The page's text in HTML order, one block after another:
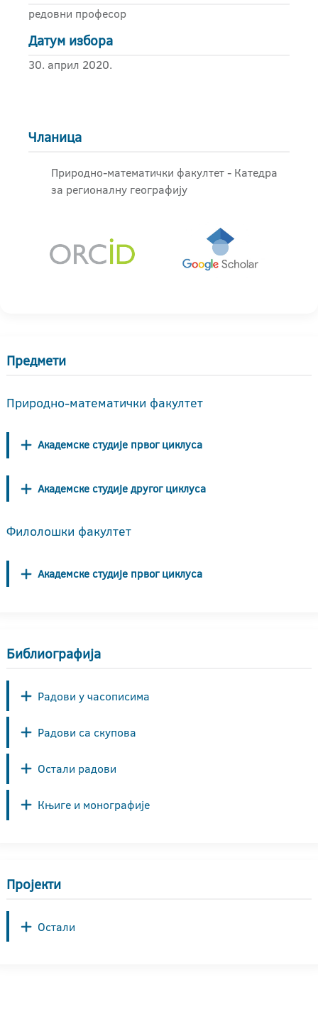
редовни професор
Датум избора
30. април 2020.
Чланица
Природно-математички факултет - Катедра
за регионалну географију
Предмети
Природно-математички факултет
Академске студије првог циклуса
Академске студије другог циклуса
Филолошки факултет
Академске студије првог циклуса
Библиографија
Радови у часописима
Радови са скупова
Остали радови
Књиге и монографије
Пројекти
Остали